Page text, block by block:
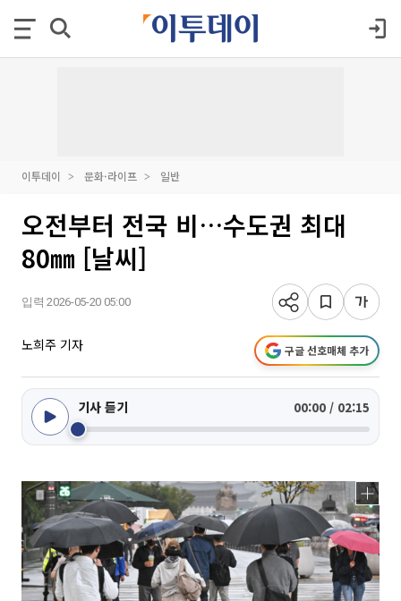
이투데이 문화·라이프 일반
오전부터 전국 비…수도권 최대
80㎜ [날씨]
입력 2026-05-20 05:00
노희주 기자 구글 선호매체 추가
기사 듣기 00:00 / 02:15